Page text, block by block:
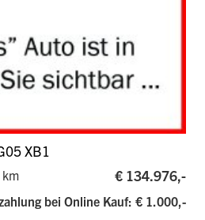
XB1
€ 134.976,-
bei Online Kauf: € 1.000,-